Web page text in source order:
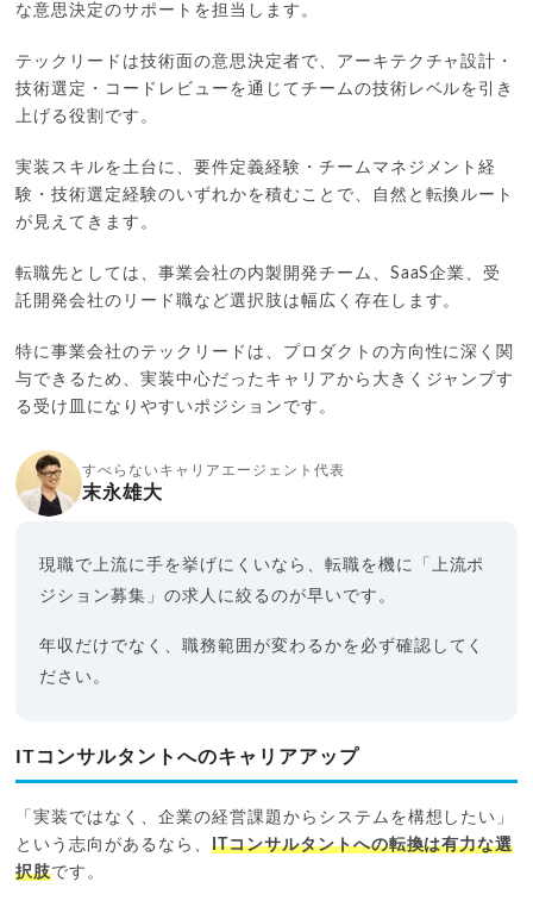
な意思決定のサポートを担当します。
テックリードは技術面の意思決定者で、アーキテクチャ設計・
技術選定・コードレビューを通じてチームの技術レベルを引き
上げる役割です。
実装スキルを土台に、要件定義経験・チームマネジメント経
験・技術選定経験のいずれかを積むことで、自然と転換ルート
が見えてきます。
転職先としては、事業会社の内製開発チーム、SaaS企業、受
託開発会社のリード職など選択肢は幅広く存在します。
特に事業会社のテックリードは、プロダクトの方向性に深く関
与できるため、実装中心だったキャリアから大きくジャンプす
る受け皿になりやすいポジションです。
すべらないキャリアエージェント代表
末永雄大
現職で上流に手を挙げにくいなら、転職を機に「上流ポ
ジション募集」の求人に絞るのが早いです。
年収だけでなく、職務範囲が変わるかを必ず確認してく
ださい。
ITコンサルタントへのキャリアアップ
「実装ではなく、企業の経営課題からシステムを構想したい」
という志向があるなら、 ITコンサルタントへの転換は有力な選
択肢です。